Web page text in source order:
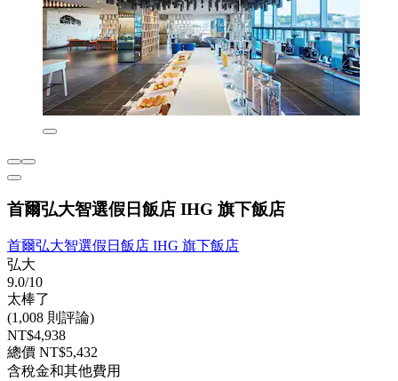
首爾弘大智選假日飯店 IHG 旗下飯店
首爾弘大智選假日飯店 IHG 旗下飯店
弘大
9.0/10
太棒了
(1,008 則評論)
NT$4,938
總價 NT$5,432
含稅金和其他費用